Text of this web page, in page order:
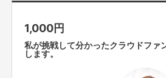
1,000円
私が挑戦して分かったクラウドファ
します。